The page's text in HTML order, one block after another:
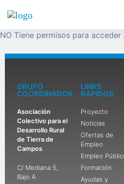
NO Tiene permisos para acceder
GRUPO
COORDINADOR
Asociación
Colectivo para el
Desarrollo Rural
de Tierra de
Campos
C/ Mediana 5,
Bajo A
LINKS
RÁPIDOS
Proyecto
Noticias
Ofertas de
Empleo
Empleo
Formación
Ayudas y